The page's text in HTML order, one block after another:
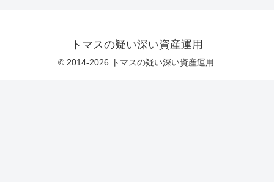
トマスの疑い深い資産運用
© 2014-2026 トマスの疑い深い資産運用.